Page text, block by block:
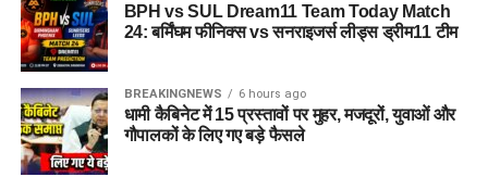
BPH vs SUL Dream11 Team Today Match
24: बर्मिंघम फीनिक्स vs सनराइजर्स लीड्स ड्रीम11 टीम
BREAKINGNEWS 6 hours ago
धामी कैबिनेट में 15 प्रस्तावों पर मुहर, मजदूरों, युवाओं और
गौपालकों के लिए गए बड़े फैसले